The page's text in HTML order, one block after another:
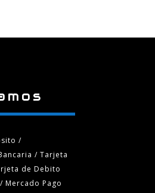
/
/ Tarjeta
de Debito
Mercado Pago